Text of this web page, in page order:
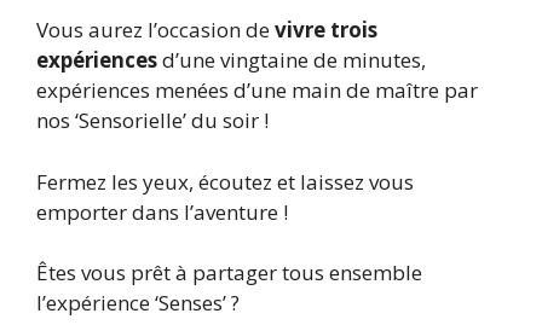
Vous aurez l’occasion devivre trois
expériencesd’une vingtaine de minutes,
expériences menées d’une main de maître par
nos ‘Sensorielle’ du soir !
Fermez les yeux, écoutez et laissez vous
emporter dans l’aventure !
Êtes vous prêt à partager tous ensemble
l’expérience ‘Senses’ ?